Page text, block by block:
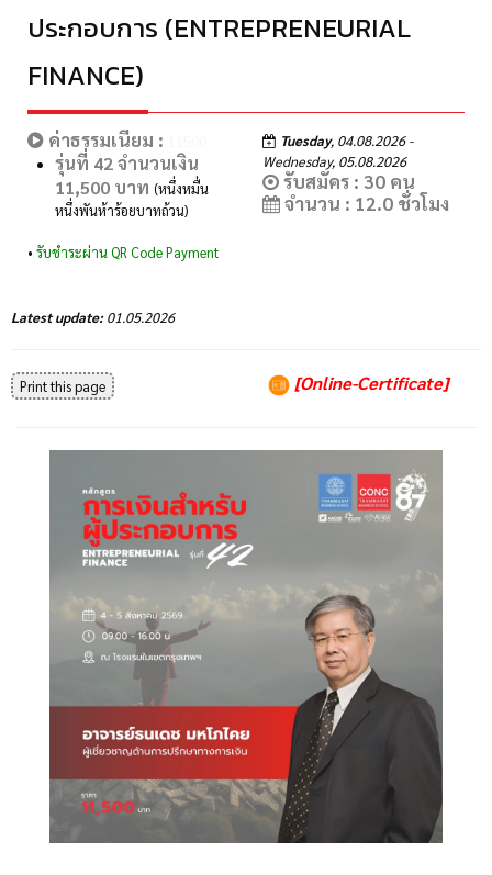
ประกอบการ (ENTREPRENEURIAL
FINANCE)
ค่าธรรมเนียม :
รุ่นที่ 42 จำนวนเงิน
11,500 บาท (หนึ่งหมื่น
หนึ่งพันห้าร้อยบาทถ้วน)
• รับชำระผ่าน QR Code Payment
Tuesday, 04.08.2026 -
Wednesday, 05.08.2026
รับสมัคร : 30 คน
จำนวน : 12.0 ชั่วโมง
Latest update:01.05.2026
Print this page [Online-Certificate]